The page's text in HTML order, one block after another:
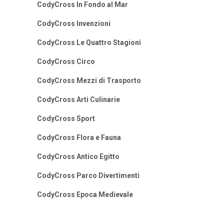
CodyCross In Fondo al Mar
CodyCross Invenzioni
CodyCross Le Quattro Stagioni
CodyCross Circo
CodyCross Mezzi di Trasporto
CodyCross Arti Culinarie
CodyCross Sport
CodyCross Flora e Fauna
CodyCross Antico Egitto
CodyCross Parco Divertimenti
CodyCross Epoca Medievale